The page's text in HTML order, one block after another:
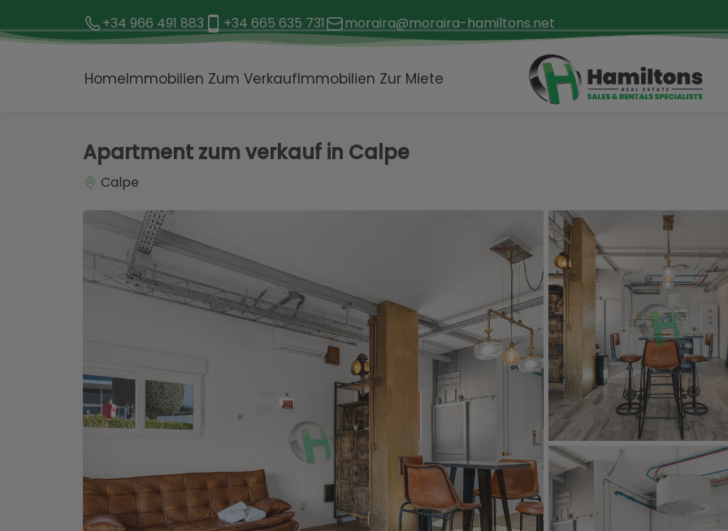
+34 966 491 883 +34 665 635 731 moraira@moraira-hamiltons.net
HomeImmobilien Zum VerkaufImmobilien Zur Miete
Apartment zum verkauf in Calpe
Calpe
1 / 15